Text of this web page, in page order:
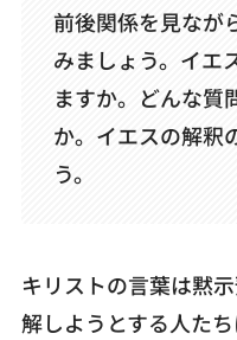
前後関係を見なが
みましょう。イエ
ますか。どんな質
か。イエスの解釈
う。
キリストの言葉は黙
解しようとする人た